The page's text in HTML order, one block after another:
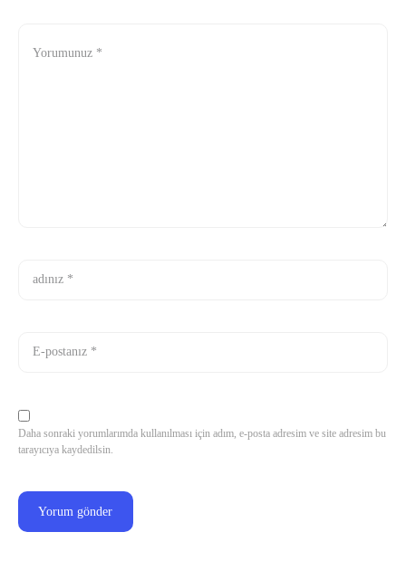
Daha sonraki yorumlarımda kullanılması için adım, e-posta adresim ve site adresim bu
tarayıcıya kaydedilsin.